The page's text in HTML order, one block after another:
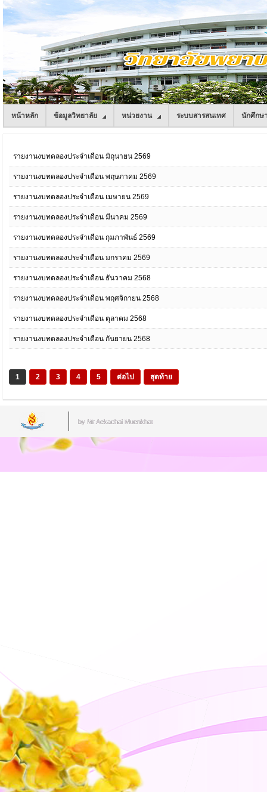
หน้าหลัก ข้อมูลวิทยาลัย หน่วยงาน ระบบสารสนเทศ นักศึกษ
รายงานงบทดลองประจำเดือน มิถุนายน 2569
รายงานงบทดลองประจำเดือน พฤษภาคม 2569
รายงานงบทดลองประจำเดือน เมษายน 2569
รายงานงบทดลองประจำเดือน มีนาคม 2569
รายงานงบทดลองประจำเดือน กุมภาพันธ์ 2569
รายงานงบทดลองประจำเดือน มกราคม 2569
รายงานงบทดลองประจำเดือน ธันวาคม 2568
รายงานงบทดลองประจำเดือน พฤศจิกายน 2568
รายงานงบทดลองประจำเดือน ตุลาคม 2568
รายงานงบทดลองประจำเดือน กันยายน 2568
1 2 3 4 5 ต่อไป สุดท้าย
by Mr.Aekachai Muenkhat